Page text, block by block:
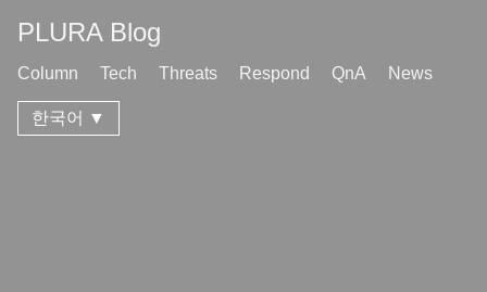
PLURA Blog
Column Tech Threats Respond QnA News
한국어 ▼